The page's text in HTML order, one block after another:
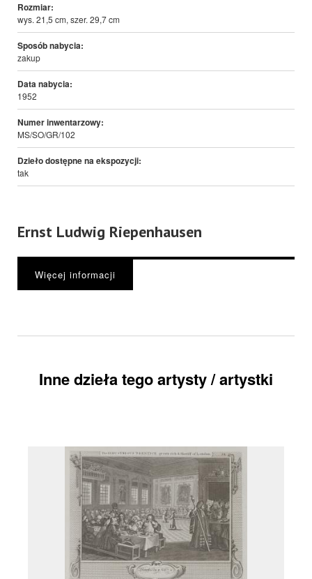
Rozmiar:
wys. 21,5 cm, szer. 29,7 cm
Sposób nabycia:
zakup
Data nabycia:
1952
Numer inwentarzowy:
MS/SO/GR/102
Dzieło dostępne na ekspozycji:
tak
Ernst Ludwig Riepenhausen
Więcej informacji
Inne dzieła tego artysty / artystki